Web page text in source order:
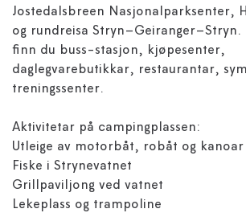
Jostedalsbreen Nasjonalparksenter,
og rundreisa Stryn–Geiranger–Stryn.
finn du buss-stasjon, kjøpesenter,
daglegvarebutikkar, restaurantar,
treningssenter.
Aktivitetar på campingplassen:
Utleige av motorbåt, robåt og kanoar
Fiske i Strynevatnet
Grillpaviljong ved vatnet
Lekeplass og trampoline